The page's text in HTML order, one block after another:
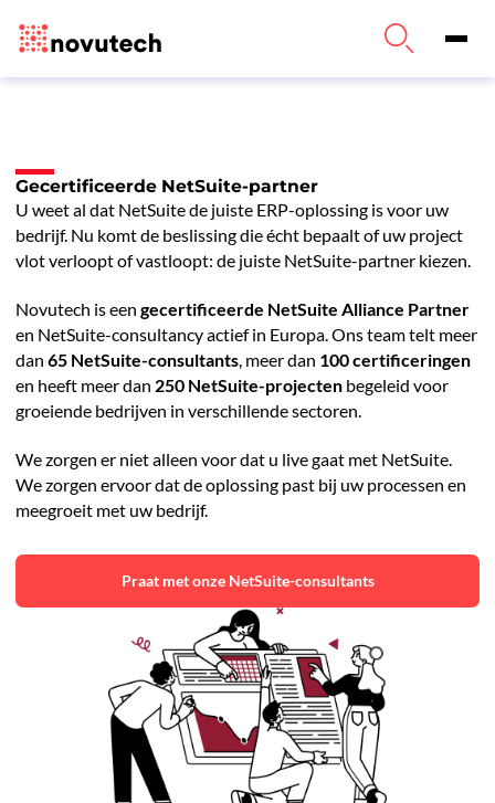
Gecertificeerde NetSuite-partner
U weet al dat NetSuite de juiste ERP-oplossing is voor uw
bedrijf. Nu komt de beslissing die écht bepaalt of uw project
vlot verloopt of vastloopt: de juiste NetSuite-partner kiezen.
Novutech is een gecertificeerde NetSuite Alliance Partner
en NetSuite-consultancy actief in Europa. Ons team telt meer
dan 65 NetSuite-consultants, meer dan 100 certificeringen
en heeft meer dan 250 NetSuite-projectenbegeleid voor
groeiende bedrijven in verschillende sectoren.
We zorgen er niet alleen voor dat u live gaat met NetSuite.
We zorgen ervoor dat de oplossing past bij uw processen en
meegroeit met uw bedrijf.
Praat met onze NetSuite-consultants